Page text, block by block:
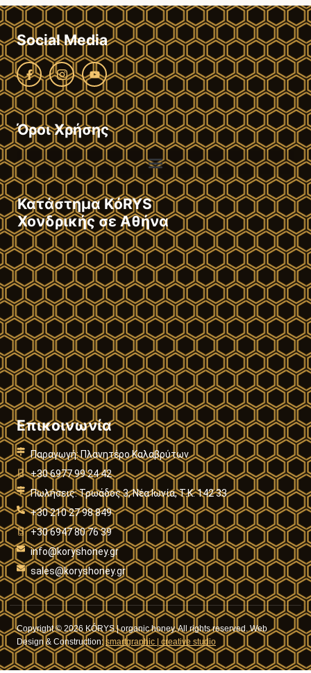
Social Media
Όροι Χρήσης
Κατάστημα KόRYS
Χονδρικής σε Αθήνα
Επικοινωνία
Παραγωγή: Πλανητέρο Καλαβρύτων
+30 6977 99 24 42
Πωλήσεις: Τρωάδος 3, Νέα Ιωνία, Τ.Κ. 142 33
+30 210 27 98 849
+30 6947 80 76 39
info@koryshoney.gr
sales@koryshoney.gr
Copyright © 2026 KÓRYS | organic honey. All rights reserved. Web
Design & Construction: smartgraphic | creative studio